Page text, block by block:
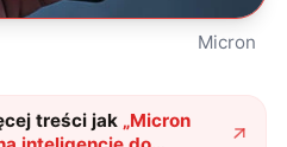
Micron
treści jak „Micron